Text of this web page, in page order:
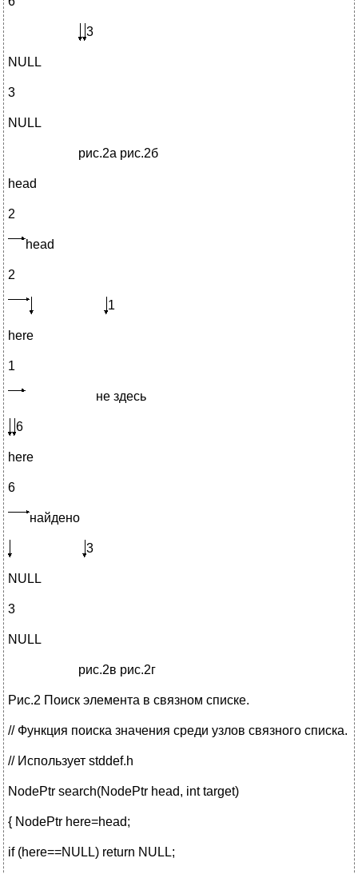
3
NULL
3
NULL
рис.2а рис.2б
head
2
head
2
1
here
1
не здесь
6
here
6
найдено
3
NULL
3
NULL
рис.2в рис.2г
Рис.2 Поиск элемента в связном списке.
// Функция поиска значения среди узлов связного списка.
// Использует stddef.h
NodePtr search(NodePtr head, int target)
{ NodePtr here=head;
if (here==NULL) return NULL;